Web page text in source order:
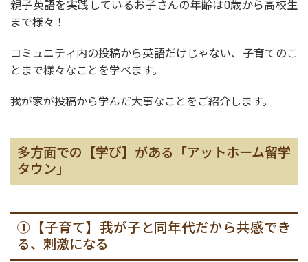
親子英語を実践しているお子さんの年齢は0歳から高校生
まで様々！
コミュニティ内の投稿から英語だけじゃない、子育てのこ
とまで様々なことを学べます。
我が家が投稿から学んだ大事なことをご紹介します。
多方面での【学び】がある「アットホーム留学
タウン」
①【子育て】我が子と同年代だから共感でき
る、刺激になる